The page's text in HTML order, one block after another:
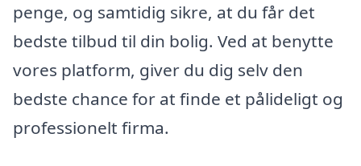
penge, og samtidig sikre, at du får det
bedste tilbud til din bolig. Ved at benytte
vores platform, giver du dig selv den
bedste chance for at finde et pålideligt og
professionelt firma.